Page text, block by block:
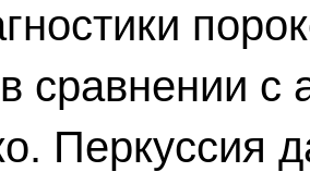
сравнении с
Перкуссия